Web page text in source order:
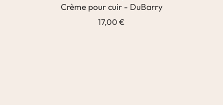
Crème pour cuir - DuBarry
17,00 €